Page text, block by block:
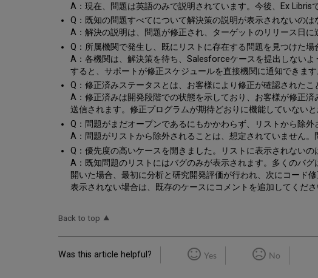
A：現在、問題は英語のみで説明されています。今後、Ex
Q：既知の問題すべてについて解決策の説明が表示されないのは
A：解決の説明は、問題が修正され、ターゲットのリリース日に
Q：所属機関で発生し、既にリストに存在する問題を見つけた
A：各機関は、解決策を待ち、Salesforceケースを提出しない
すると、サポートが修正スケジュールを直接機関に通知できます
Q：修正済みステータスとは、お客様により修正が確認されたこ
A：修正済みは開発段階での状態を示しており、お客様が修正
送信されます。修正プログラムが期待どおりに機能していない
Q：問題がまだオープンであるにもかかわらず、リストから除外
A：問題がリストから除外されることは、想定されていません
Q：優先度の高いケースを開きました。リストに表示されないの
A：既知問題のリストにはバグのみが表示されます。多くのバ
開いた場合、最初に分析と研究開発評価が行われ、次にコード
表示されない場合は、既存のケースにコメントを追加してくだ
Back to top
Was this article helpful? Yes No